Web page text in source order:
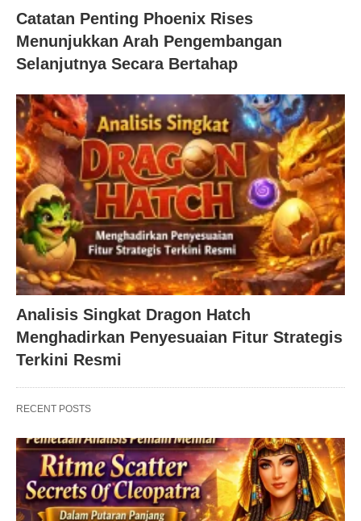
Catatan Penting Phoenix Rises
Menunjukkan Arah Pengembangan
Selanjutnya Secara Bertahap
Analisis Singkat Dragon Hatch
Menghadirkan Penyesuaian Fitur Strategis
Terkini Resmi
RECENT POSTS